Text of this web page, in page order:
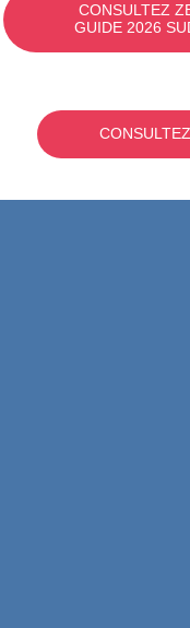
CONSULTEZ
GUIDE 2026